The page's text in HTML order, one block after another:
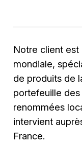
Notre client
mondiale,
de produits de
portefeuille
renommées
intervient
France.